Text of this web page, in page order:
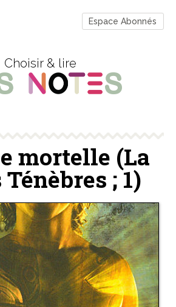
Espace Abonnés
Choisir & lire
mortelle (La
; 1)